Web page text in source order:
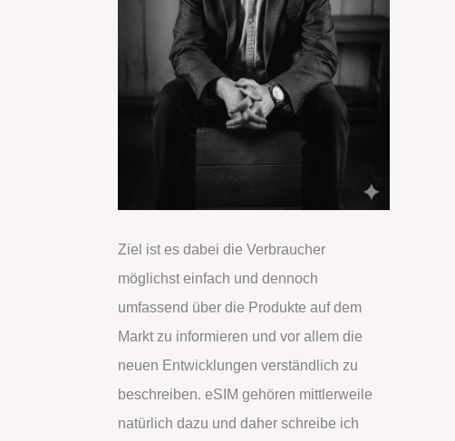
Ziel ist es dabei die Verbraucher
möglichst einfach und dennoch
umfassend über die Produkte auf dem
Markt zu informieren und vor allem die
neuen Entwicklungen verständlich zu
beschreiben. eSIM gehören mittlerweile
natürlich dazu und daher schreibe ich